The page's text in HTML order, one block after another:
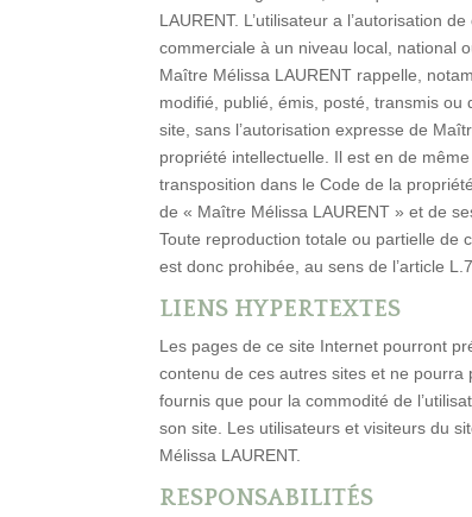
LAURENT. L’utilisateur a l’autorisation
commerciale à un niveau local, national
Maître Mélissa LAURENT rappelle,
modifié, publié, émis, posté, transmis
site, sans l’autorisation expresse de
propriété intellectuelle. Il est en de
transposition dans le Code de la
de « Maître Mélissa LAURENT » et de
Toute reproduction totale ou partielle de
est donc prohibée, au sens de l’article
LIENS HYPERTEXTES
Les pages de ce site Internet pourront
contenu de ces autres sites et ne pourra
fournis que pour la commodité de
son site. Les utilisateurs et visiteurs du
Mélissa LAURENT.
RESPONSABILITÉS